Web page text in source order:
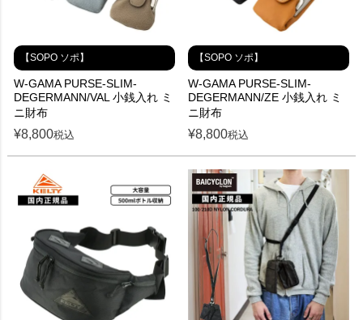
【SOPO ソポ】
W-GAMA PURSE-SLIM-
DEGERMANN/VAL 小銭入れ ミ
ニ財布
¥8,800税込
【SOPO ソポ】
W-GAMA PURSE-SLIM-
DEGERMANN/ZE 小銭入れ ミ
ニ財布
¥8,800税込